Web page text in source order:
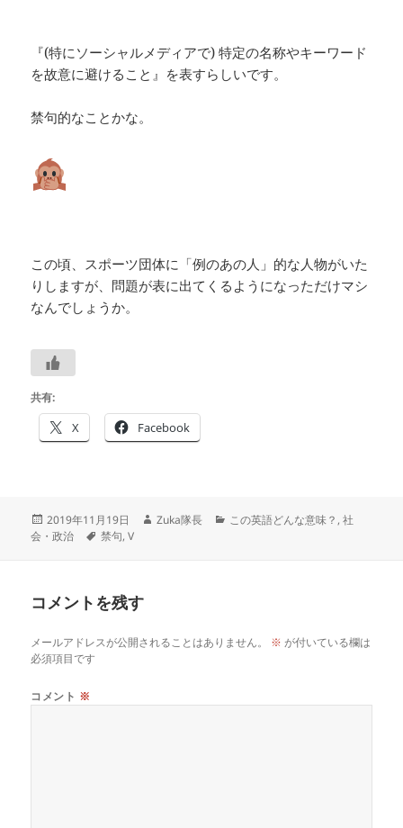
『(特にソーシャルメディアで) 特定の名称やキーワード
を故意に避けること』を表すらしいです。
禁句的なことかな。
この頃、スポーツ団体に「例のあの人」的な人物がいた
りしますが、問題が表に出てくるようになっただけマシ
なんでしょうか。
共有:
X Facebook
投
稿
2019年11月19日
作
Zuka隊長
カ
この英語どんな意味？ ,社
会・政治
タ
禁句,V
コメントを残す
メールアドレスが公開されることはありません。 ※ が付いている欄は
必須項目です
コメント ※